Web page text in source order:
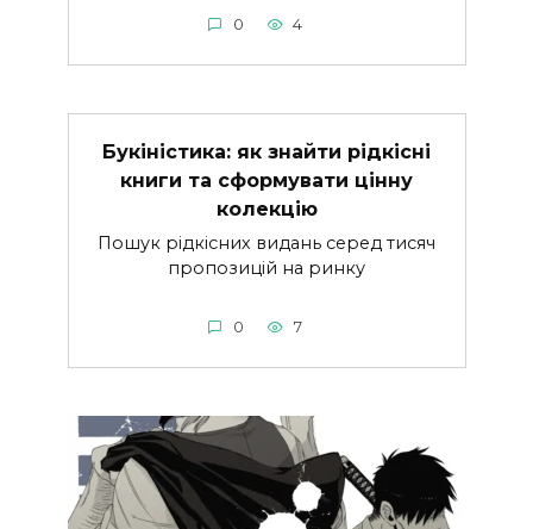
0 4
Букіністика: як знайти рідкісні
книги та сформувати цінну
колекцію
Пошук рідкісних видань серед тисяч
пропозицій на ринку
0 7